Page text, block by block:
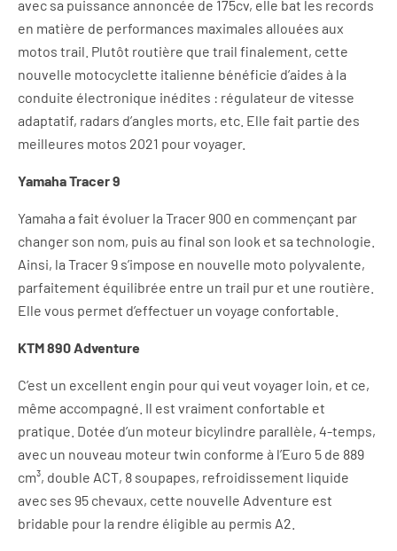
avec sa puissance annoncée de 175cv, elle bat les records
en matière de performances maximales allouées aux
motos trail. Plutôt routière que trail finalement, cette
nouvelle motocyclette italienne bénéficie d’aides à la
conduite électronique inédites : régulateur de vitesse
adaptatif, radars d’angles morts, etc. Elle fait partie des
meilleures motos 2021 pour voyager.
Yamaha Tracer 9
Yamaha a fait évoluer la Tracer 900 en commençant par
changer son nom, puis au final son look et sa technologie.
Ainsi, la Tracer 9 s’impose en nouvelle moto polyvalente,
parfaitement équilibrée entre un trail pur et une routière.
Elle vous permet d’effectuer un voyage confortable.
KTM 890 Adventure
C’est un excellent engin pour qui veut voyager loin, et ce,
même accompagné. Il est vraiment confortable et
pratique. Dotée d’un moteur bicylindre parallèle, 4-temps,
avec un nouveau moteur twin conforme à l’Euro 5 de 889
cm³, double ACT, 8 soupapes, refroidissement liquide
avec ses 95 chevaux, cette nouvelle Adventure est
bridable pour la rendre éligible au permis A2.